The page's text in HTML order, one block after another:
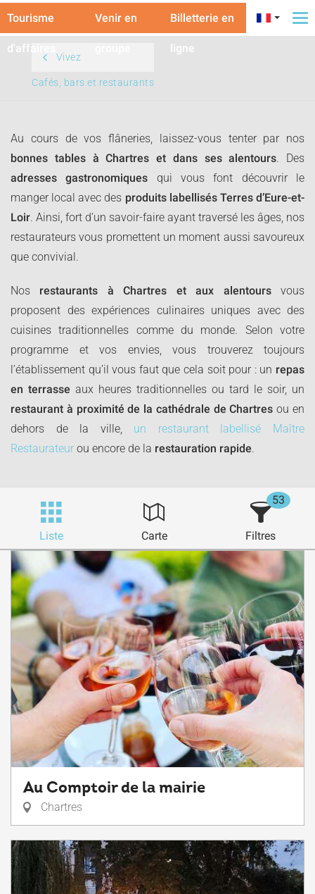
Tourisme
d'affaires
Venir en Billetterie en
ligne
Vivez
Cafés, bars et restaurants
Au cours de vos flâneries, laissez-vous tenter par nos
bonnes tables à Chartres et dans ses alentours. Des
adresses gastronomiques qui vous font découvrir le
manger local avec des produits labellisés Terres d’Eure-et-
Loir. Ainsi, fort d’un savoir-faire ayant traversé les âges, nos
restaurateurs vous promettent un moment aussi savoureux
que convivial.
Nos restaurants à Chartres et aux alentoursvous
proposent des expériences culinaires uniques avec des
cuisines traditionnelles comme du monde. Selon votre
programme et vos envies, vous trouverez toujours
l’établissement qu’il vous faut que cela soit pour : un repas
en terrasse aux heures traditionnelles ou tard le soir, un
restaurant à proximité de la cathédrale de Chartres ou en
dehors de la ville, un restaurant labellisé Maître
Restaurateur ou encore de la restauration rapide.
Liste Carte Filtres
53
Au Comptoir de la mairie
Chartres